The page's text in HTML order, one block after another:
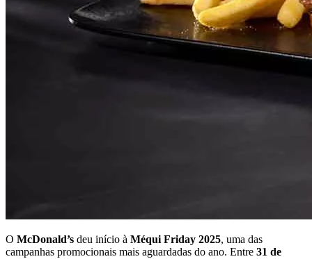
O McDonald’s deu início à Méqui Friday 2025, uma das
campanhas promocionais mais aguardadas do ano. Entre 31 de